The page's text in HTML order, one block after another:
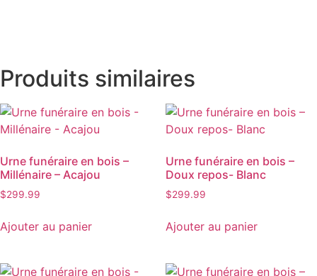
Produits similaires
Urne funéraire en bois –
Millénaire – Acajou
$299.99
Ajouter au panier
Urne funéraire en bois –
Doux repos- Blanc
$299.99
Ajouter au panier